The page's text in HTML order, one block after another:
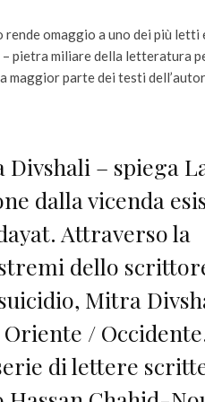
omaggio a uno dei più
pietra miliare della letteratura
maggior parte dei testi
– spiega
dalla vicenda
Attraverso la
dello
Mitra
/
di lettere